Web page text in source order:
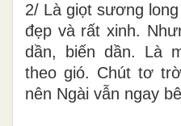
2/ Là giọt sương
đẹp và rất xinh.
dần, biến dần. Là
theo gió. Chút tơ
nên Ngài vẫn ngay